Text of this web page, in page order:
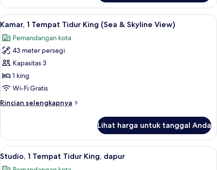
Kamar
Twin
(Guest)
Lihat
semua
foto
untuk
Kamar,
1
Tempat
King
Skyline
View)
Seprai premium, minibar, brankas,
8
Kamar, 1 Tempat Tidur King (Sea & Skyline View)
Pemandangan kota
43 meter persegi
Kapasitas 3
1 king
Wi-Fi Gratis
Rincian selengkapnya
Rincian
Kamar,
Tempat
Lihat harga untuk tanggal Anda
Lihat
semua
Seprai premium, minibar, brankas,
9
Studio, 1 Tempat Tidur King, dapur